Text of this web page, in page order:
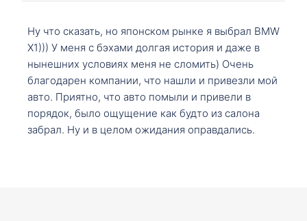
Ну что сказать, но японском рынке я выбрал BMW
X1))) У меня с бэхами долгая история и даже в
нынешних условиях меня не сломить) Очень
благодарен компании, что нашли и привезли мой
авто. Приятно, что авто помыли и привели в
порядок, было ощущение как будто из салона
забрал. Ну и в целом ожидания оправдались.